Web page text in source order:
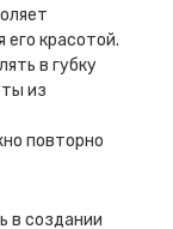
красотой.
в губку
из
повторно
в создании